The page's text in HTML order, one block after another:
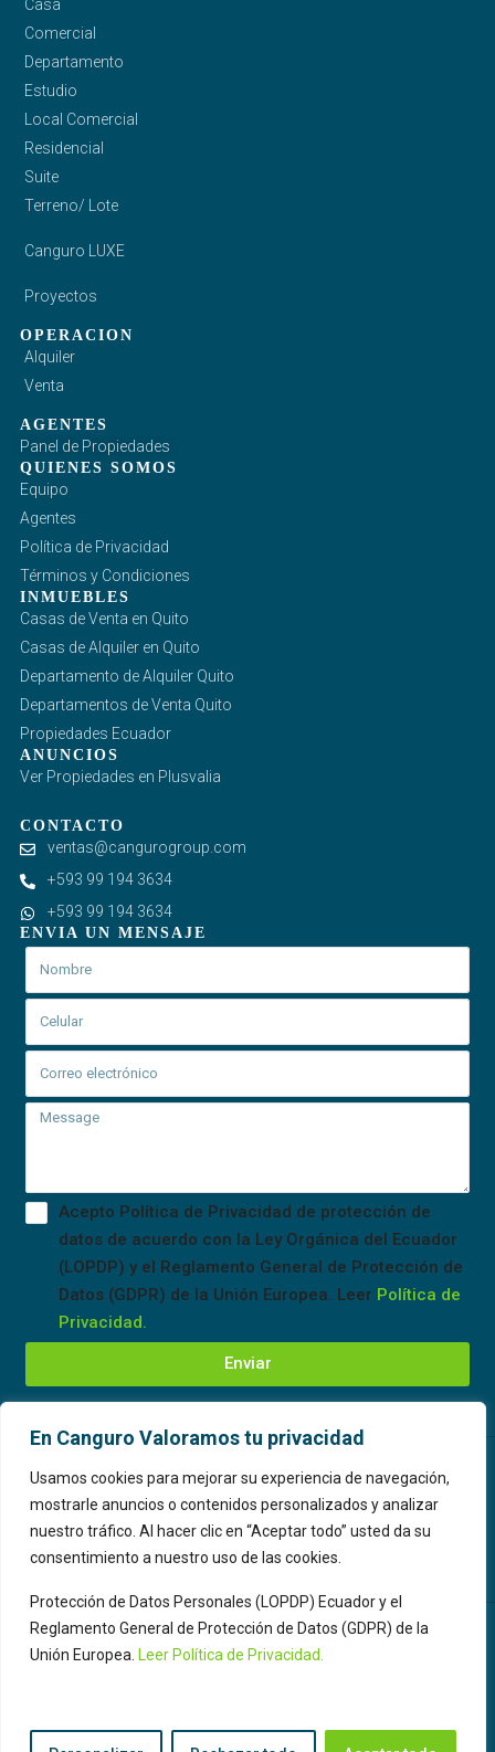
En Canguro Valoramos tu privacidad
Usamos cookies para mejorar su experiencia de navegación,
mostrarle anuncios o contenidos personalizados y analizar
nuestro tráfico. Al hacer clic en “Aceptar todo” usted da su
consentimiento a nuestro uso de las cookies.
Protección de Datos Personales (LOPDP) Ecuador y el
Reglamento General de Protección de Datos (GDPR) de la
Unión Europea. Leer Política de Privacidad.
Casa
Comercial
Departamento
Estudio
Local Comercial
Residencial
Suite
Terreno/ Lote
Canguro LUXE
Proyectos
OPERACION
Alquiler
Venta
AGENTES
Panel de Propiedades
QUIENES SOMOS
Equipo
Agentes
Política de Privacidad
Términos y Condiciones
INMUEBLES
Casas de Venta en Quito
Casas de Alquiler en Quito
Departamento de Alquiler Quito
Departamentos de Venta Quito
Propiedades Ecuador
ANUNCIOS
Ver Propiedades en Plusvalia
CONTACTO
ventas@cangurogroup.com
+593 99 194 3634
+593 99 194 3634
ENVIA UN MENSAJE
Acepto Política de Privacidad de protección de
datos de acuerdo con la Ley Orgánica del Ecuador
(LOPDP) y el Reglamento General de Protección de
Datos (GDPR) de la Unión Europea. Leer Política de
Privacidad.
Enviar
Subscribete a Canguro 🦘
Boletin informativo
Subscribirme
derechos reservados 2014 - 2026 Made with
byAlex